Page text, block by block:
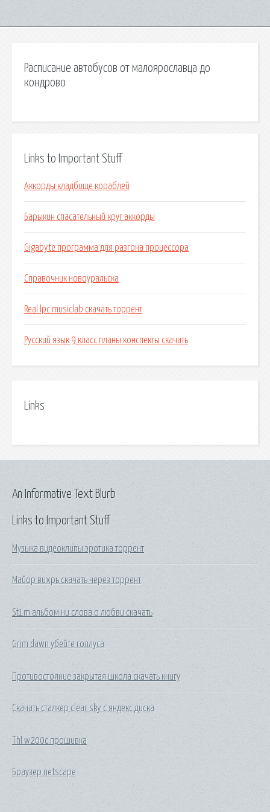
Расписание автобусов от малоярославца до
кондрово
Links to Important Stuff
Аккорды кладбище кораблей
Барыкин спасательный круг аккорды
Gigabyte программа для разгона процессора
Справочник новоуральска
Real lpc musiclab скачать торрент
Русский язык 9 класс планы конспекты скачать
Links
Links to Important Stuff
Музыка видеоклипы эротика торрент
Майор вихрь скачать через торрент
St1m альбом ни слова о любви скачать
Grim dawn убейте голлуса
Противостояние закрытая школа скачать книгу
Скачать сталкер clear sky с яндекс диска
Thl w200c прошивка
Браузер netscape
An Informative Text Blurb